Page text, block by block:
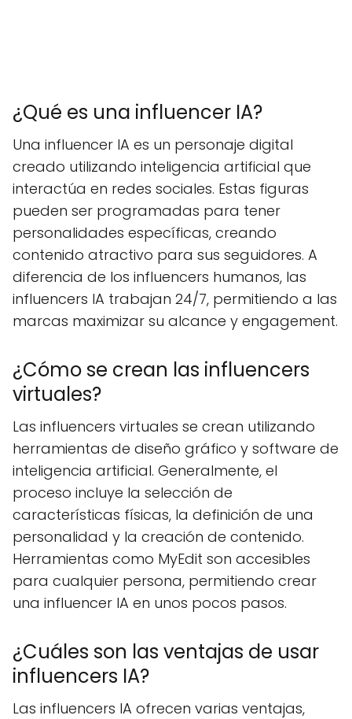
¿Qué es una influencer IA?
Una influencer IA es un personaje digital
creado utilizando inteligencia artificial que
interactúa en redes sociales. Estas figuras
pueden ser programadas para tener
personalidades específicas, creando
contenido atractivo para sus seguidores. A
diferencia de los influencers humanos, las
influencers IA trabajan 24/7, permitiendo a las
marcas maximizar su alcance y engagement.
¿Cómo se crean las influencers
virtuales?
Las influencers virtuales se crean utilizando
herramientas de diseño gráfico y software de
inteligencia artificial. Generalmente, el
proceso incluye la selección de
características físicas, la definición de una
personalidad y la creación de contenido.
Herramientas como MyEdit son accesibles
para cualquier persona, permitiendo crear
una influencer IA en unos pocos pasos.
¿Cuáles son las ventajas de usar
influencers IA?
Las influencers IA ofrecen varias ventajas,